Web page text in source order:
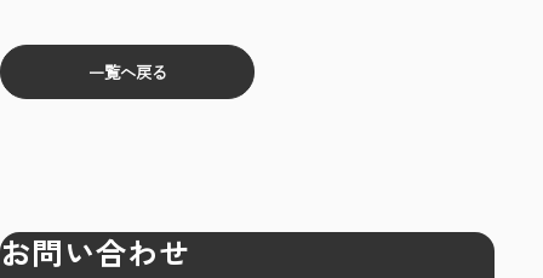
一覧へ戻る
お問い合わせ